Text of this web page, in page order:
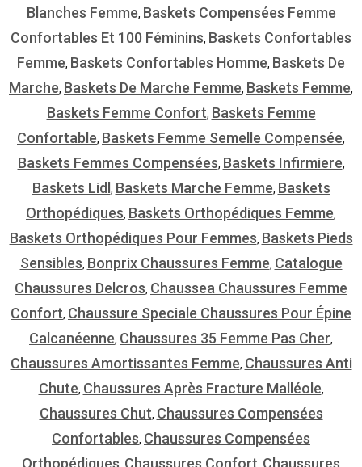
Blanches Femme, Baskets Compensées Femme
Confortables Et 100 Féminins, Baskets Confortables
Femme, Baskets Confortables Homme, Baskets De
Marche, Baskets De Marche Femme, Baskets Femme,
Baskets Femme Confort, Baskets Femme
Confortable, Baskets Femme Semelle Compensée,
Baskets Femmes Compensées, Baskets Infirmiere,
Baskets Lidl, Baskets Marche Femme, Baskets
Orthopédiques, Baskets Orthopédiques Femme,
Baskets Orthopédiques Pour Femmes, Baskets Pieds
Sensibles, Bonprix Chaussures Femme, Catalogue
Chaussures Delcros, Chaussea Chaussures Femme
Confort, Chaussure Speciale Chaussures Pour Épine
Calcanéenne, Chaussures 35 Femme Pas Cher,
Chaussures Amortissantes Femme, Chaussures Anti
Chute, Chaussures Après Fracture Malléole,
Chaussures Chut, Chaussures Compensées
Confortables, Chaussures Compensées
Orthopédiques Chaussures Confort Chaussures